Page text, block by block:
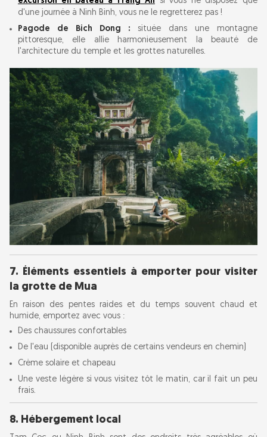
d'une journée à Ninh Binh, vous ne le regretterez pas !
Pagode de Bich Dong :située dans une montagne
pittoresque, elle allie harmonieusement la beauté de
l'architecture du temple et les grottes naturelles.
7. Éléments essentiels à emporter pour visiter
la grotte de Mua
En raison des pentes raides et du temps souvent chaud et
humide, emportez avec vous :
Des chaussures confortables
De l'eau (disponible auprès de certains vendeurs en chemin)
Crème solaire et chapeau
Une veste légère si vous visitez tôt le matin, car il fait un peu
frais.
8. Hébergement local